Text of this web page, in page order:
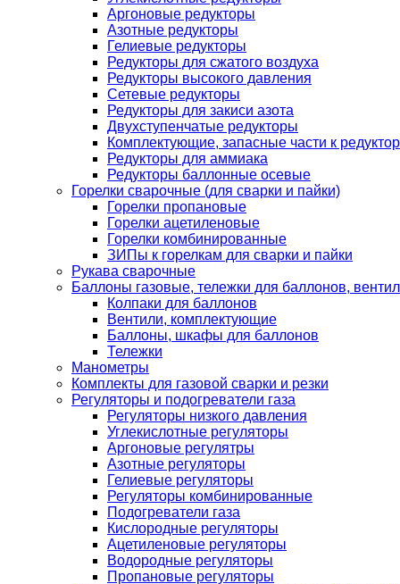
Аргоновые редукторы
Азотные редукторы
Гелиевые редукторы
Редукторы для сжатого воздуха
Редукторы высокого давления
Сетевые редукторы
Редукторы для закиси азота
Двухступенчатые редукторы
Комплектующие, запасные части к
Редукторы для аммиака
Редукторы баллонные осевые
Горелки сварочные (для сварки и пайки)
Горелки пропановые
Горелки ацетиленовые
Горелки комбинированные
ЗИПы к горелкам для сварки и пайки
Рукава сварочные
Баллоны газовые, тележки для баллонов,
Колпаки для баллонов
Вентили, комплектующие
Баллоны, шкафы для баллонов
Тележки
Манометры
Комплекты для газовой сварки и резки
Регуляторы и подогреватели газа
Регуляторы низкого давления
Углекислотные регуляторы
Аргоновые регулятры
Азотные регуляторы
Гелиевые регуляторы
Регуляторы комбинированные
Подогреватели газа
Кислородные регуляторы
Ацетиленовые регуляторы
Водородные регуляторы
Пропановые регуляторы